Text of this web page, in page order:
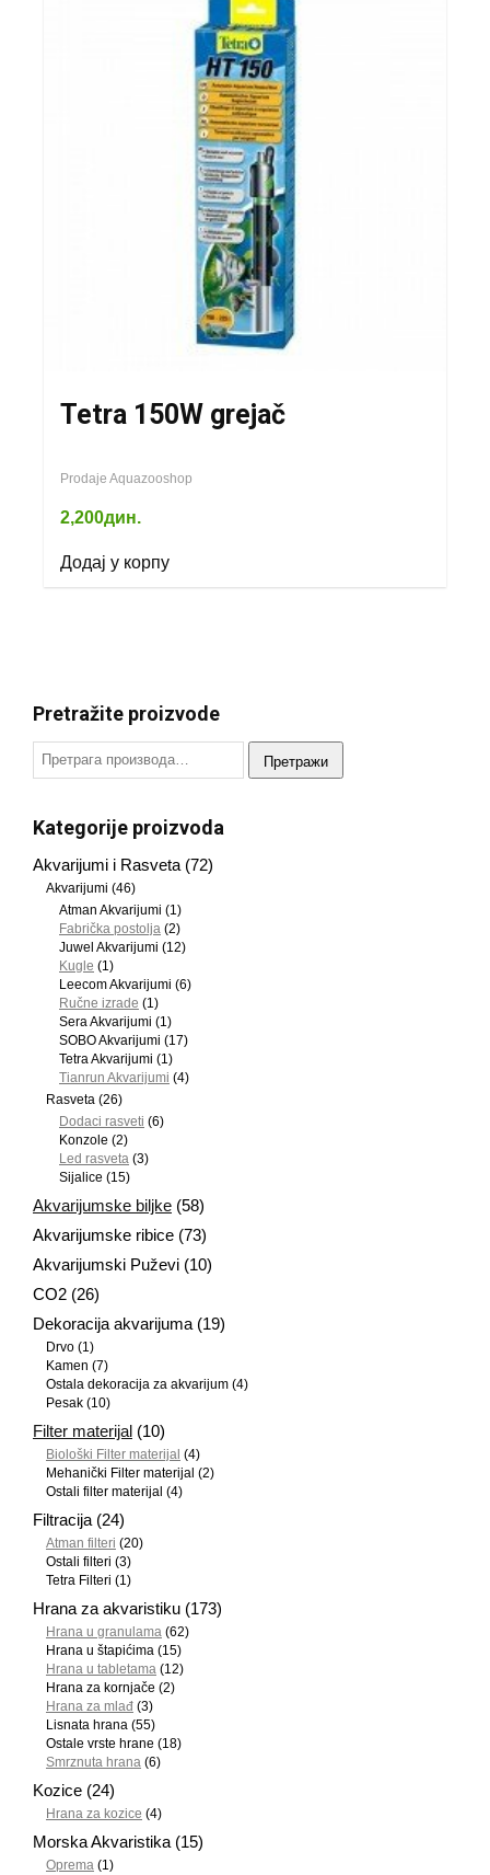
Tetra 150W grejač
Prodaje Aquazooshop
2,200дин.
Додај у корпу
Pretražite proizvode
Претражи
Kategorije proizvoda
Akvarijumi i Rasveta (72)
Akvarijumi (46)
Atman Akvarijumi (1)
Fabrička postolja (2)
Juwel Akvarijumi (12)
Kugle (1)
Leecom Akvarijumi (6)
Ručne izrade (1)
Sera Akvarijumi (1)
SOBO Akvarijumi (17)
Tetra Akvarijumi (1)
Tianrun Akvarijumi (4)
Rasveta (26)
Dodaci rasveti (6)
Konzole (2)
Led rasveta (3)
Sijalice (15)
Akvarijumske biljke (58)
Akvarijumske ribice (73)
Akvarijumski Puževi (10)
CO2 (26)
Dekoracija akvarijuma (19)
Drvo (1)
Kamen (7)
Ostala dekoracija za akvarijum (4)
Pesak (10)
Filter materijal (10)
Biološki Filter materijal (4)
Mehanički Filter materijal (2)
Ostali filter materijal (4)
Filtracija (24)
Atman filteri (20)
Ostali filteri (3)
Tetra Filteri (1)
Hrana za akvaristiku (173)
Hrana u granulama (62)
Hrana u štapićima (15)
Hrana u tabletama (12)
Hrana za kornjače (2)
Hrana za mlađ (3)
Lisnata hrana (55)
Ostale vrste hrane (18)
Smrznuta hrana (6)
Kozice (24)
Hrana za kozice (4)
Morska Akvaristika (15)
Oprema (1)